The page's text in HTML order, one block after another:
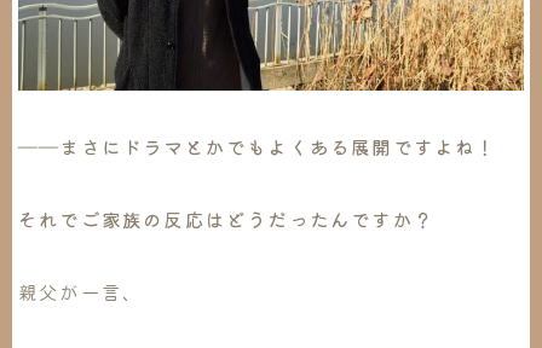
――まさにドラマとかでもよくある展開ですよね！
それでご家族の反応はどうだったんですか？
親父が一言、